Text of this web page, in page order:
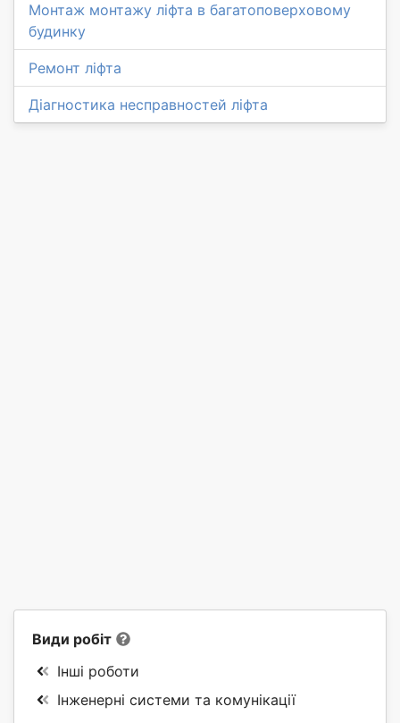
Монтаж монтажу ліфта в багатоповерховому
будинку
Ремонт ліфта
Діагностика несправностей ліфта
Види робіт
Інші роботи
Інженерні системи та комунікації